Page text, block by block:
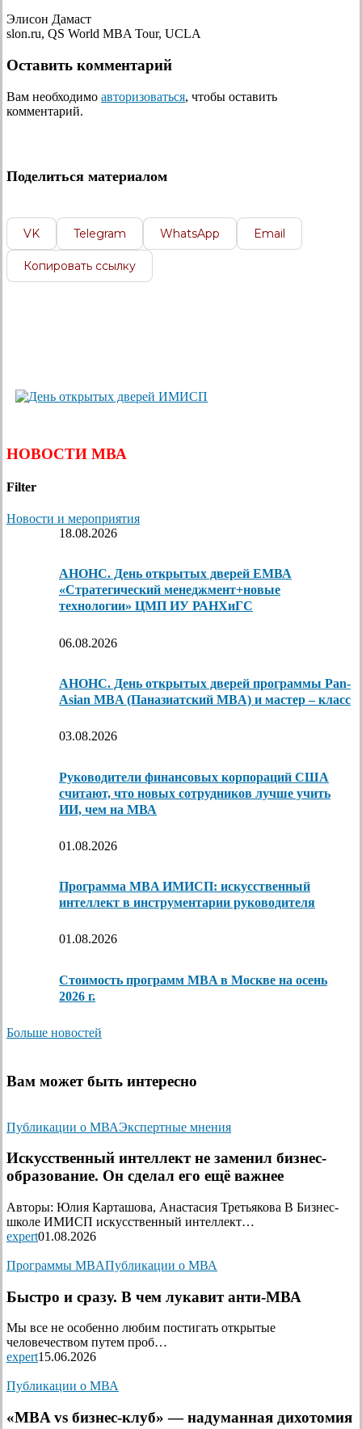
Элисон Дамаст
slon.ru, QS World MBA Tour, UCLA
Оставить комментарий
Вам необходимо авторизоваться, чтобы оставить
комментарий.
Поделиться материалом
VK Telegram WhatsApp Email
Копировать ссылку
НОВОСТИ МВА
Filter
Новости и мероприятия
18.08.2026
АНОНС. День открытых дверей ЕМВА
«Стратегический менеджмент+новые
технологии» ЦМП ИУ РАНХиГС
06.08.2026
АНОНС. День открытых дверей программы Pan-
Asian MBA (Паназиатский MBA) и мастер – класс
03.08.2026
Руководители финансовых корпораций США
считают, что новых сотрудников лучше учить
ИИ, чем на МВА
01.08.2026
Программа MBA ИМИСП: искусственный
интеллект в инструментарии руководителя
01.08.2026
Стоимость программ MBA в Москве на осень
2026 г.
Больше новостей
Вам может быть интересно
Публикации о МВАЭкспертные мнения
Искусственный интеллект не заменил бизнес-
образование. Он сделал его ещё важнее
Авторы: Юлия Карташова, Анастасия Третьякова В Бизнес-
школе ИМИСП искусственный интеллект…
expert01.08.2026
Программы MBAПубликации о МВА
Быстро и сразу. В чем лукавит анти-МВА
Мы все не особенно любим постигать открытые
человечеством путем проб…
expert15.06.2026
Публикации о МВА
«MBA vs бизнес-клуб» — надуманная дихотомия